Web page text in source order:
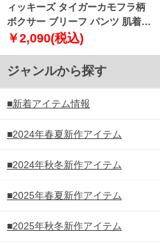
ィッキーズ タイガーカモフラ柄
ボクサー ブリーフ パンツ 肌着
下着 80533100
￥2,090(税込)
ジャンルから探す
■新着アイテム情報
■2024年春夏新作アイテム
■2024年秋冬新作アイテム
■2025年春夏新作アイテム
■2025年秋冬新作アイテム